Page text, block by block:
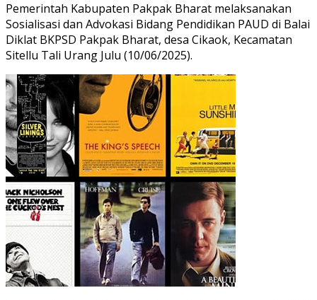
Pemerintah Kabupaten Pakpak Bharat melaksanakan
Sosialisasi dan Advokasi Bidang Pendidikan PAUD di Balai
Diklat BKPSD Pakpak Bharat, desa Cikaok, Kecamatan
Sitellu Tali Urang Julu (10/06/2025).